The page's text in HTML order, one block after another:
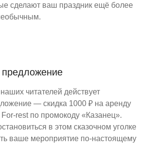
сделают ваш праздник ещё более
читателей действует
— скидка 1000 ₽ на аренду
rest по промокоду «Казанец».
в этом сказочном уголке
ваше мероприятие по-настоящему